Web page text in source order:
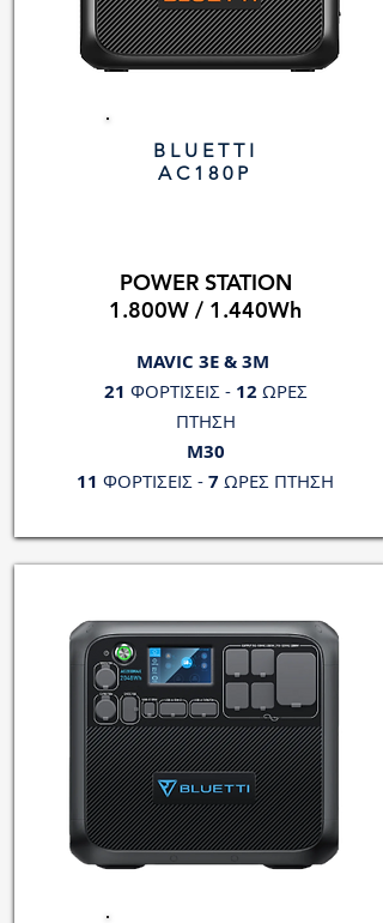
BLUETTI
AC180P
POWER STATION
1.800W / 1.440Wh
MAVIC 3E & 3M
21 ΦΟΡΤΙΣΕΙΣ - 12 ΩΡΕΣ
ΠΤΗΣΗ
Μ30
11 ΦΟΡΤΙΣΕΙΣ - 7 ΩΡΕΣ ΠΤΗΣΗ